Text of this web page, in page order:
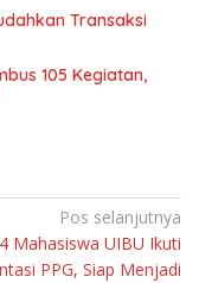
Transaksi
105 Kegiatan,
Pos selanjutnya
Mahasiswa UIBU Ikuti
PPG, Siap Menjadi